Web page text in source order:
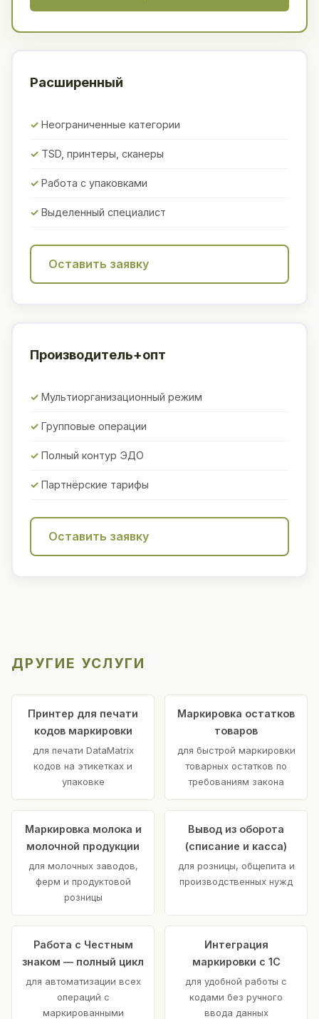
Расширенный
Неограниченные категории
TSD, принтеры, сканеры
Работа с упаковками
Выделенный специалист
Оставить заявку
Производитель+опт
Мультиорганизационный режим
Групповые операции
Полный контур ЭДО
Партнёрские тарифы
Оставить заявку
ДРУГИЕ УСЛУГИ
Принтер для печати
кодов маркировки
для печати DataMatrix
кодов на этикетках и
упаковке
Маркировка остатков
товаров
для быстрой маркировки
товарных остатков по
требованиям закона
Маркировка молока и
молочной продукции
для молочных заводов,
ферм и продуктовой
розницы
Вывод из оборота
(списание и касса)
для розницы, общепита и
производственных нужд
Работа с Честным
знаком — полный цикл
для автоматизации всех
операций с
маркированными
Интеграция
маркировки с 1С
для удобной работы с
кодами без ручного
ввода данных